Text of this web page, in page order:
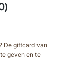
De giftcard van
geven en te